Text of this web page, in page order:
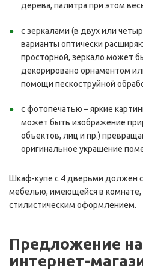
дерева, палитра при этом
с зеркалами (в двух или
варианты оптически
просторной, зеркало может
декорировано орнаментом
помощи пескоструйной
с фотопечатью – яркие
может быть изображение
объектов, лиц и пр.)
оригинальное украшение
Шкаф-купе с 4 дверьми должен
мебелью, имеющейся в
стилистическим оформлением.
Предложение
интернет-